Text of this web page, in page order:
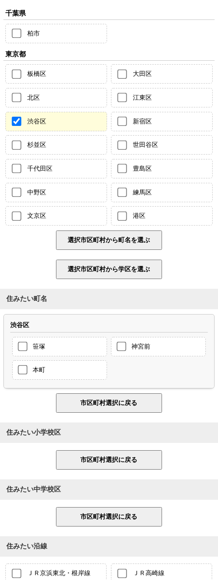
千葉県
柏市
東京都
板橋区 大田区
北区 江東区
渋谷区 新宿区
杉並区 世田谷区
千代田区 豊島区
中野区 練馬区
文京区 港区
住みたい町名
渋谷区
笹塚 神宮前
本町
住みたい小学校区
住みたい中学校区
住みたい沿線
ＪＲ京浜東北・根岸線 ＪＲ高崎線